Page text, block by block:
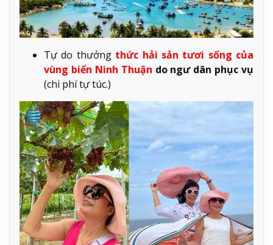
Tự do thưởng thức hải sản tươi sống của
vùng biển Ninh Thuận do ngư dân phục vụ
(chi phí tự túc.)